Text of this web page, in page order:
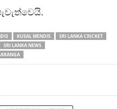
KUSAL MENDIS
SRI LANKA CRICKET
SRI LANKA NEWS